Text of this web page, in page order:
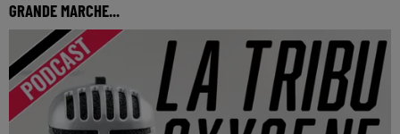
GRANDE MARCHE...
SAM 13 JUIN : La CPTS du Pays de Laval organise une
grande marche intergénérationnelle.